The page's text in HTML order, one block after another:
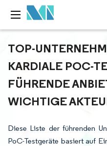
TOP-
KARDIALE POC-
FÜHRENDE
WICHTIGE
Diese Liste der führenden
PoC-Testgeräte basiert auf